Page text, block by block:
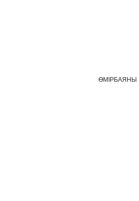
ӨМІРБАЯНЫ